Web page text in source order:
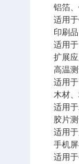
铝箔
适用
印
适用
扩展
高
适用
木材
适用
胶
适用
手机
适用